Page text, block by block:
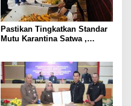
Pastikan Tingkatkan Standar
Mutu Karantina Satwa ,
Pengolahan Pangan PT
Biomedika Nusantara Indah
Mesuji